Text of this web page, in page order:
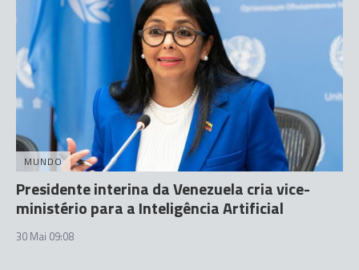
MUNDO
Presidente interina da Venezuela cria vice-
ministério para a Inteligência Artificial
30 Mai 09:08